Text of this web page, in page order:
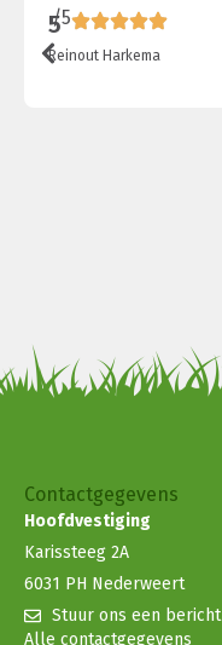
5/5
Reinout Harkema
Contactgegevens
Hoofdvestiging
Karissteeg 2A
6031 PH Nederweert
Stuur ons een bericht
Alle contactgegevens